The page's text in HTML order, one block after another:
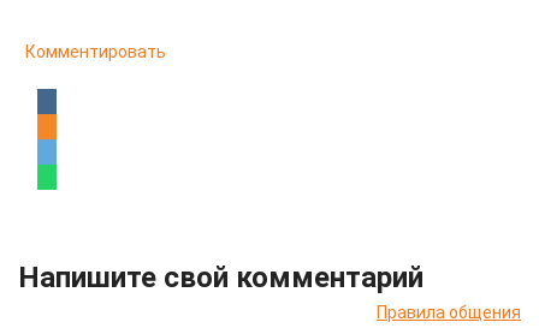
Комментировать
Напишите свой комментарий
Правила общения